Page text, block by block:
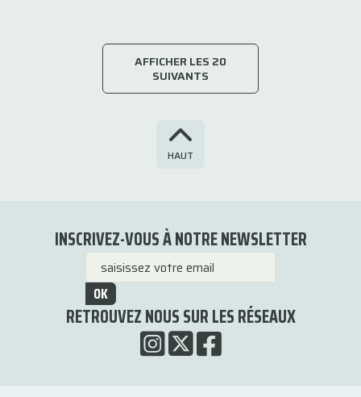
AFFICHER LES 20
SUIVANTS
HAUT
INSCRIVEZ-VOUS À NOTRE NEWSLETTER
OK
RETROUVEZ NOUS SUR LES RÉSEAUX